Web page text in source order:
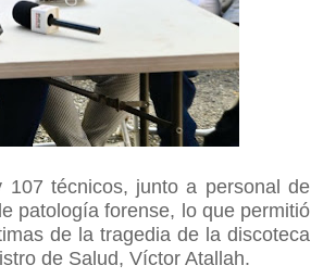
técnicos, junto a personal de
patología forense, lo que permitió
de la tragedia de la discoteca
de Salud, Víctor Atallah.